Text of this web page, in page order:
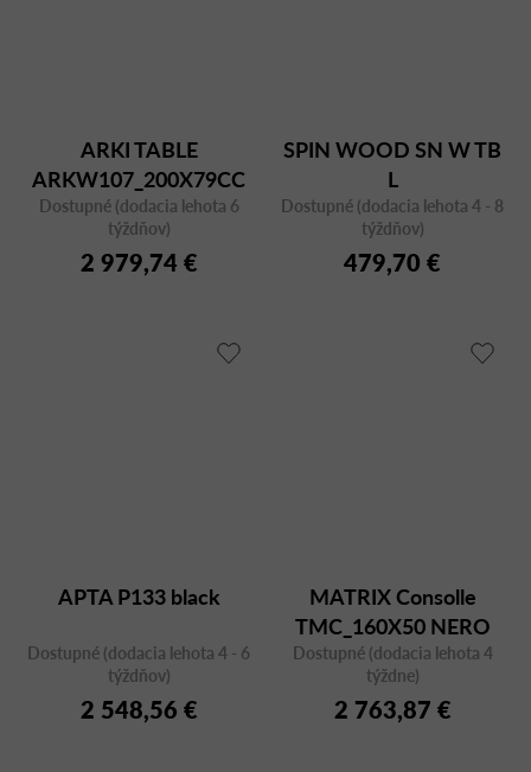
ARKI TABLE
ARKW107_200X79CC
Dostupné (dodacia lehota 6
týždňov)
2 979,74 €
SPIN WOOD SN W TB
L
Dostupné (dodacia lehota 4 - 8
týždňov)
479,70 €
APTA P133 black
Dostupné (dodacia lehota 4 - 6
týždňov)
2 548,56 €
MATRIX Consolle
TMC_160X50 NERO
Dostupné (dodacia lehota 4
týždne)
2 763,87 €